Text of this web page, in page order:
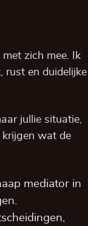
met zich mee. Ik
rust en duidelijke
jullie situatie,
krijgen wat de
mediator in
.